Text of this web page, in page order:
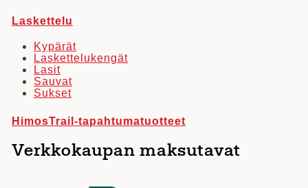
Laskettelu
Kypärät
Laskettelukengät
Lasit
Sauvat
Sukset
HimosTrail-tapahtumatuotteet
Verkkokaupan maksutavat